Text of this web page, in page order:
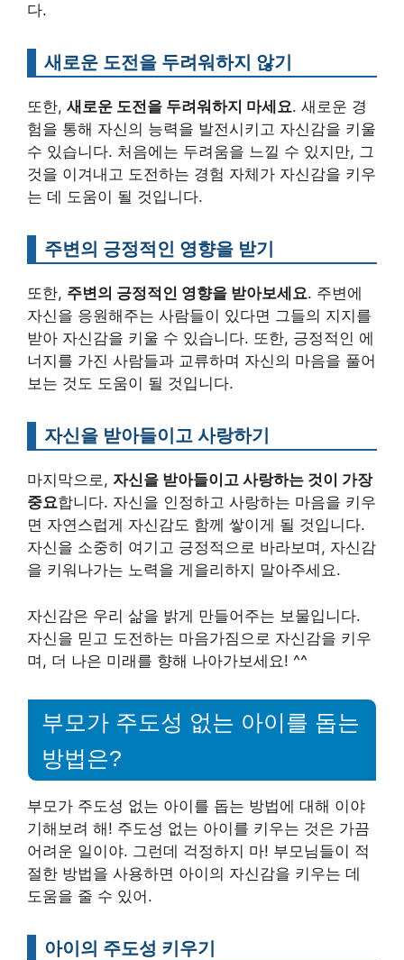
다.
새로운 도전을 두려워하지 않기
또한, 새로운 도전을 두려워하지 마세요. 새로운 경
험을 통해 자신의 능력을 발전시키고 자신감을 키울
수 있습니다. 처음에는 두려움을 느낄 수 있지만, 그
것을 이겨내고 도전하는 경험 자체가 자신감을 키우
는 데 도움이 될 것입니다.
주변의 긍정적인 영향을 받기
또한, 주변의 긍정적인 영향을 받아보세요. 주변에
자신을 응원해주는 사람들이 있다면 그들의 지지를
받아 자신감을 키울 수 있습니다. 또한, 긍정적인 에
너지를 가진 사람들과 교류하며 자신의 마음을 풀어
보는 것도 도움이 될 것입니다.
자신을 받아들이고 사랑하기
마지막으로, 자신을 받아들이고 사랑하는 것이 가장
중요합니다. 자신을 인정하고 사랑하는 마음을 키우
면 자연스럽게 자신감도 함께 쌓이게 될 것입니다.
자신을 소중히 여기고 긍정적으로 바라보며, 자신감
을 키워나가는 노력을 게을리하지 말아주세요.
자신감은 우리 삶을 밝게 만들어주는 보물입니다.
자신을 믿고 도전하는 마음가짐으로 자신감을 키우
며, 더 나은 미래를 향해 나아가보세요! ^^
부모가 주도성 없는 아이를 돕는
방법은?
부모가 주도성 없는 아이를 돕는 방법에 대해 이야
기해보려 해! 주도성 없는 아이를 키우는 것은 가끔
어려운 일이야. 그런데 걱정하지 마! 부모님들이 적
절한 방법을 사용하면 아이의 자신감을 키우는 데
도움을 줄 수 있어.
아이의 주도성 키우기